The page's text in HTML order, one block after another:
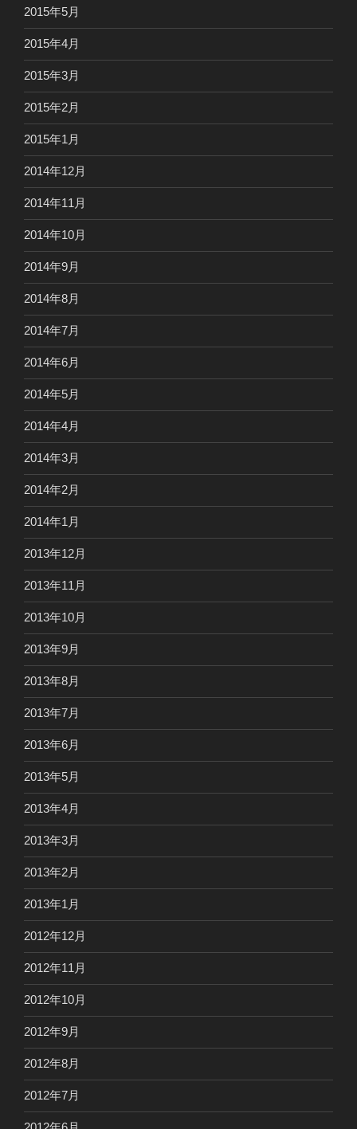
2015年5月
2015年4月
2015年3月
2015年2月
2015年1月
2014年12月
2014年11月
2014年10月
2014年9月
2014年8月
2014年7月
2014年6月
2014年5月
2014年4月
2014年3月
2014年2月
2014年1月
2013年12月
2013年11月
2013年10月
2013年9月
2013年8月
2013年7月
2013年6月
2013年5月
2013年4月
2013年3月
2013年2月
2013年1月
2012年12月
2012年11月
2012年10月
2012年9月
2012年8月
2012年7月